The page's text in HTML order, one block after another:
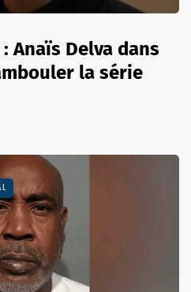
Anaïs Delva dans
la série